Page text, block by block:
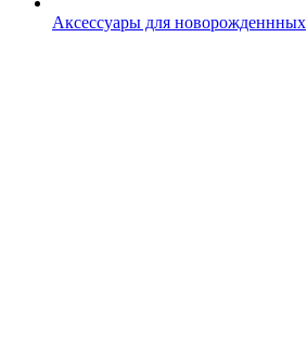
Аксессуары для новорожденнных